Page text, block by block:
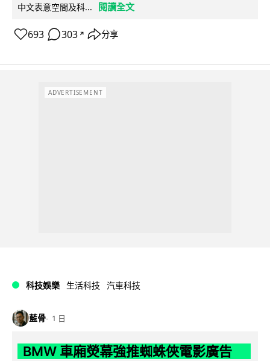
中文表意空間及科...
閱讀全文
693 303 ↗ 分享
ADVERTISEMENT
科技娛樂 生活科技 汽車科技
藍骨 1 日
BMW 車廂熒幕強推蜘蛛俠電影廣告